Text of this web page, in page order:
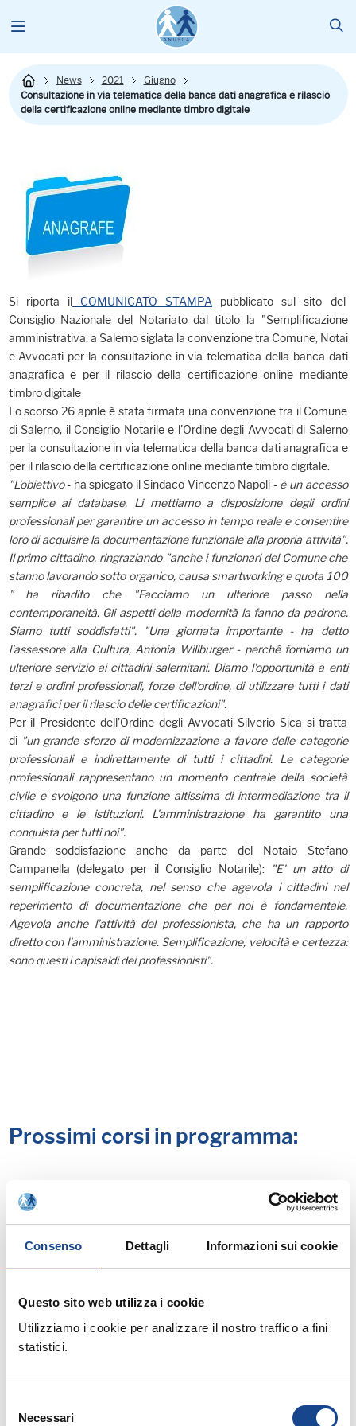
Consenso Dettagli Informazioni sui cookie
Questo sito web utilizza i cookie
Utilizziamo i cookie per analizzare il nostro traffico a fini
statistici.
delNecessari
News 2021
Giugno
Consultazione in via telematica della banca dati anagrafica e rilascio
della certificazione online mediante timbro digitale
Si riporta ilCOMUNICATO STAMPA pubblicato sul sito del
Consiglio Nazionale del Notariato dal titolo la "Semplificazione
amministrativa: a Salerno siglata la convenzione tra Comune, Notai
e Avvocati per la consultazione in via telematica della banca dati
anagrafica e per il rilascio della certificazione online mediante
timbro digitale
Lo scorso 26 aprile è stata firmata una convenzione tra il Comune
di Salerno, il Consiglio Notarile e l'Ordine degli Avvocati di Salerno
per la consultazione in via telematica della banca dati anagrafica e
per il rilascio della certificazione online mediante timbro digitale.
"L'obiettivo- ha spiegato il Sindaco Vincenzo Napoli - è un accesso
semplice ai database. Li mettiamo a disposizione degli ordini
professionali per garantire un accesso in tempo reale e consentire
loro di acquisire la documentazione funzionale alla propria attività".
Il primo cittadino, ringraziando "anche i funzionari del Comune che
stanno lavorando sotto organico, causa smartworking e quota 100
" ha ribadito che "Facciamo un ulteriore passo nella
contemporaneità. Gli aspetti della modernità la fanno da padrone.
Siamo tutti soddisfatti". "Una giornata importante - ha detto
l'assessore alla Cultura, Antonia Willburger - perché forniamo un
ulteriore servizio ai cittadini salernitani. Diamo l'opportunità a enti
terzi e ordini professionali, forze dell'ordine, di utilizzare tutti i dati
anagrafici per il rilascio delle certificazioni".
Per il Presidente dell'Ordine degli Avvocati Silverio Sica si tratta
di "un grande sforzo di modernizzazione a favore delle categorie
professionali e indirettamente di tutti i cittadini. Le categorie
professionali rappresentano un momento centrale della società
civile e svolgono una funzione altissima di intermediazione tra il
cittadino e le istituzioni. L'amministrazione ha garantito una
conquista per tutti noi".
Grande soddisfazione anche da parte del Notaio Stefano
Campanella (delegato per il Consiglio Notarile):
"E' un atto di
semplificazione concreta, nel senso che agevola i cittadini nel
reperimento di documentazione che per noi è fondamentale.
Agevola anche l'attività del professionista, che ha un rapporto
diretto con l'amministrazione. Semplificazione, velocità e certezza:
sono questi i capisaldi dei professionisti".
Prossimi corsi in programma:
25/08/26 - Seminario di aggiornamento
professionale
CASTEL SAN PIETRO TERME (BO) -
Estate all'ombra dei cipressi